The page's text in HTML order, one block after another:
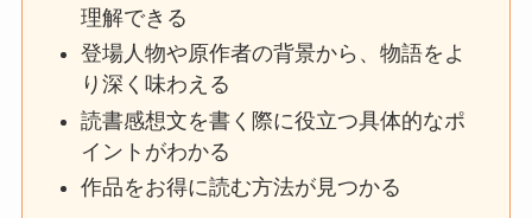
理解できる
登場人物や原作者の背景から、物語をよ
り深く味わえる
読書感想文を書く際に役立つ具体的なポ
イントがわかる
作品をお得に読む方法が見つかる